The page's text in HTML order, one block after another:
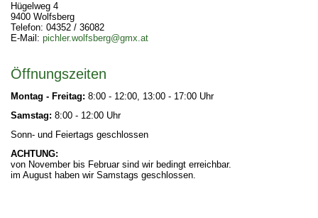
Hügelweg 4
9400 Wolfsberg
Telefon: 04352 / 36082
E-Mail: pichler.wolfsberg@gmx.at
Öffnungszeiten
Montag - Freitag: 8:00 - 12:00, 13:00 - 17:00 Uhr
Samstag: 8:00 - 12:00 Uhr
Sonn- und Feiertags geschlossen
ACHTUNG:
von November bis Februar sind wir bedingt erreichbar.
im August haben wir Samstags geschlossen.